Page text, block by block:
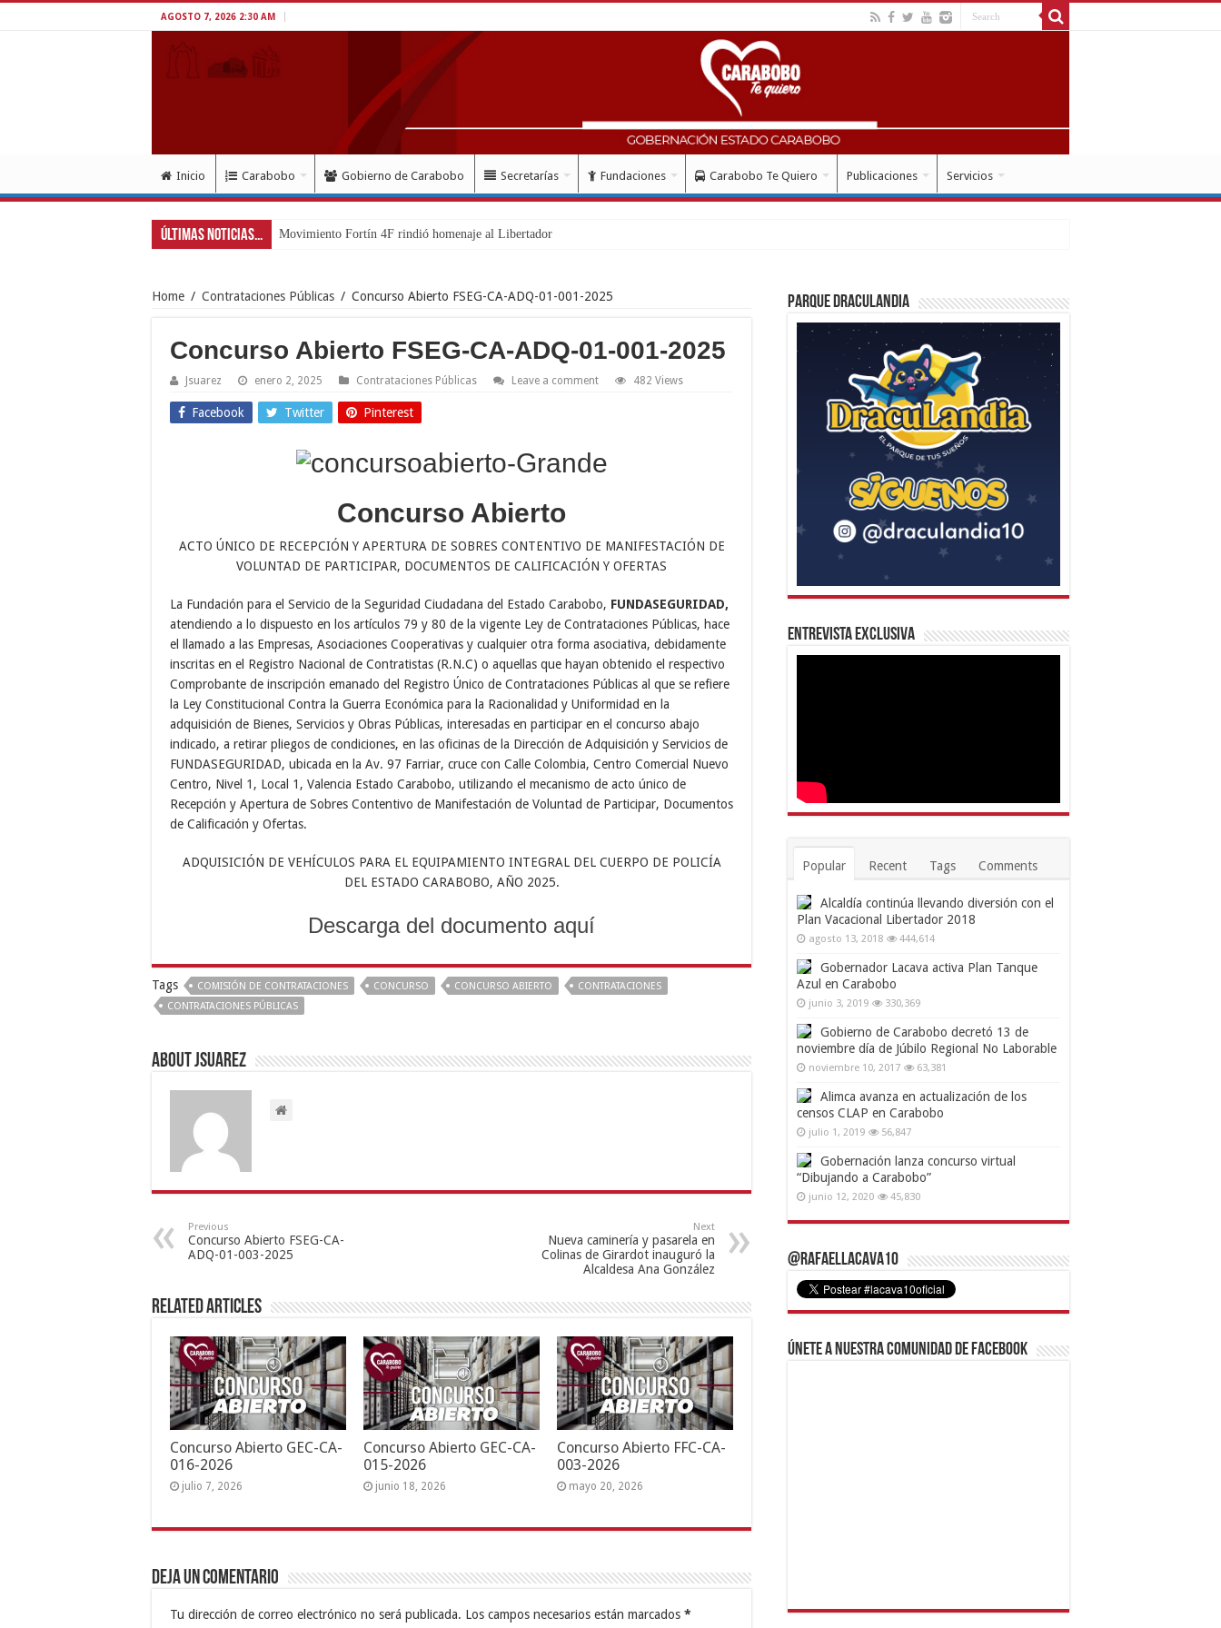
AGOSTO 7, 2026 2:30 AM
Inicio Carabobo Gobierno de Carabobo Secretarías Fundaciones Carabobo Te Quiero Publicaciones Servicios
Últimas Noticias... Movimiento Fortín 4F rindió homenaje al Libertador Simón Bolívar re
Home / Contrataciones Públicas / Concurso Abierto FSEG-CA-ADQ-01-001-2025
Concurso Abierto FSEG-CA-ADQ-01-001-2025
Jsuarez enero 2, 2025 Contrataciones Públicas Leave a comment 482 Views
Facebook Twitter Pinterest
Concurso Abierto
ACTO ÚNICO DE RECEPCIÓN Y APERTURA DE SOBRES CONTENTIVO DE MANIFESTACIÓN DE
VOLUNTAD DE PARTICIPAR, DOCUMENTOS DE CALIFICACIÓN Y OFERTAS
La Fundación para el Servicio de la Seguridad Ciudadana del Estado Carabobo, FUNDASEGURIDAD,
atendiendo a lo dispuesto en los artículos 79 y 80 de la vigente Ley de Contrataciones Públicas, hace
el llamado a las Empresas, Asociaciones Cooperativas y cualquier otra forma asociativa, debidamente
inscritas en el Registro Nacional de Contratistas (R.N.C) o aquellas que hayan obtenido el respectivo
Comprobante de inscripción emanado del Registro Único de Contrataciones Públicas al que se refiere
la Ley Constitucional Contra la Guerra Económica para la Racionalidad y Uniformidad en la
adquisición de Bienes, Servicios y Obras Públicas, interesadas en participar en el concurso abajo
indicado, a retirar pliegos de condiciones, en las oficinas de la Dirección de Adquisición y Servicios de
FUNDASEGURIDAD, ubicada en la Av. 97 Farriar, cruce con Calle Colombia, Centro Comercial Nuevo
Centro, Nivel 1, Local 1, Valencia Estado Carabobo, utilizando el mecanismo de acto único de
Recepción y Apertura de Sobres Contentivo de Manifestación de Voluntad de Participar, Documentos
de Calificación y Ofertas.
ADQUISICIÓN DE VEHÍCULOS PARA EL EQUIPAMIENTO INTEGRAL DEL CUERPO DE POLICÍA
DEL ESTADO CARABOBO, AÑO 2025.
Descarga del documento aquí
Tags COMISIÓN DE CONTRATACIONES CONCURSO CONCURSO ABIERTO
CONTRATACIONES
CONTRATACIONES PÚBLICAS
About Jsuarez
Previous
Concurso Abierto FSEG-CA-
ADQ-01-003-2025
Next
Nueva caminería y pasarela en
Colinas de Girardot inauguró la
Alcaldesa Ana González
Related Articles
Concurso Abierto GEC-CA-
016-2026
julio 7, 2026
Concurso Abierto GEC-CA-
015-2026
junio 18, 2026
Concurso Abierto FFC-CA-
003-2026
mayo 20, 2026
Deja un comentario
Tu dirección de correo electrónico no será publicada. Los campos necesarios están marcados *
Parque Draculandia
Entrevista Exclusiva
Popular Recent Tags Comments
Alcaldía continúa llevando diversión con el
Plan Vacacional Libertador 2018
agosto 13, 2018 444,614
Gobernador Lacava activa Plan Tanque
Azul en Carabobo
junio 3, 2019 330,369
Gobierno de Carabobo decretó 13 de
noviembre día de Júbilo Regional No Laborable
noviembre 10, 2017 63,381
Alimca avanza en actualización de los
censos CLAP en Carabobo
julio 1, 2019 56,847
Gobernación lanza concurso virtual
“Dibujando a Carabobo”
junio 12, 2020 45,830
@RafaelLacava10
Únete a nuestra comunidad de Facebook